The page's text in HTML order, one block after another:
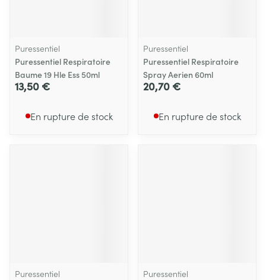
Puressentiel
Puressentiel Respiratoire
Baume 19 Hle Ess 50ml
13,50 €
En rupture de stock
Puressentiel
Puressentiel Respiratoire
Spray Aerien 60ml
20,70 €
En rupture de stock
Puressentiel
Puressentiel